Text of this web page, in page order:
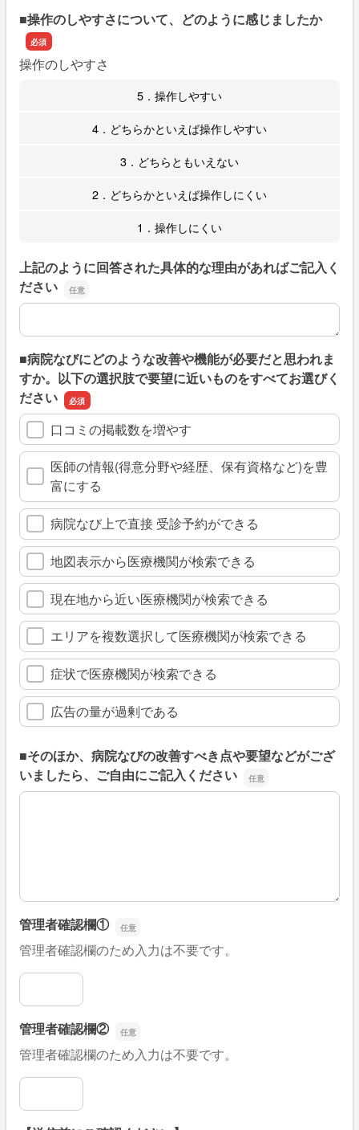
■操作のしやすさについて、どのように感じましたか
操作のしやすさ
5．操作しやすい
4．どちらかといえば操作しやすい
3．どちらともいえない
2．どちらかといえば操作しにくい
1．操作しにくい
上記のように回答された具体的な理由があればご記入く
ださい
上記のように回答された具体的な理由があればご記入くだ
■病院なびにどのような改善や機能が必要だと思われま
すか。以下の選択肢で要望に近いものをすべてお選びく
ださい
口コミの掲載数を増やす
医師の情報(得意分野や経歴、保有資格など)を豊
富にする
病院なび上で直接 受診予約ができる
地図表示から医療機関が検索できる
現在地から近い医療機関が検索できる
エリアを複数選択して医療機関が検索できる
症状で医療機関が検索できる
広告の量が過剰である
■そのほか、病院なびの改善すべき点や要望などがござ
いましたら、ご自由にご記入ください
■そのほか、病院なびの改善すべき点や要望などがござい
管理者確認欄①
管理者確認欄のため入力は不要です。
管理者確認欄①
管理者確認欄②
管理者確認欄のため入力は不要です。
管理者確認欄②